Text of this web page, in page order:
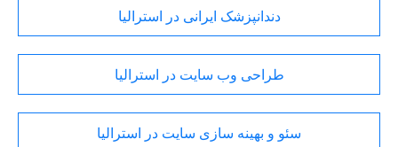
دندانپزشک ایرانی در استرالیا
طراحی وب سایت در استرالیا
سئو و بهینه سازی سایت در استرالیا